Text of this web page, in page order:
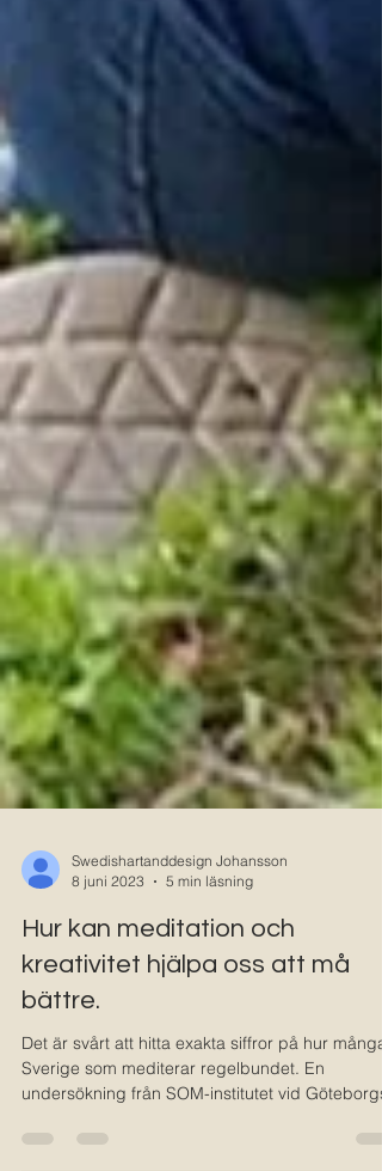
8 juni 2023
5 min läsning
Hur kan meditation och
kreativitet hjälpa oss att må
bättre.
Det är svårt att hitta exakta siffror på hur många
undersökning från SOM-institutet vid